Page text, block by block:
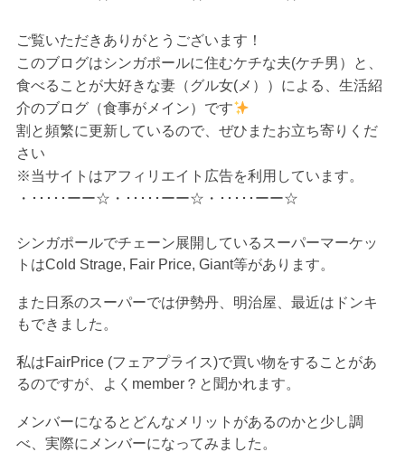
ご覧いただきありがとうございます！
このブログはシンガポールに住むケチな夫(ケチ男）と、
食べることが大好きな妻（グル女(メ））による、生活紹
介のブログ（食事がメイン）です
割と頻繁に更新しているので、ぜひまたお立ち寄りくだ
さい
※当サイトはアフィリエイト広告を利用しています。
・･････ーー☆・･････ーー☆・･････ーー☆
シンガポールでチェーン展開しているスーパーマーケッ
トはCold Strage, Fair Price, Giant等があります。
また日系のスーパーでは伊勢丹、明治屋、最近はドンキ
もできました。
私はFairPrice (フェアプライス)で買い物をすることがあ
るのですが、よくmember？と聞かれます。
メンバーになるとどんなメリットがあるのかと少し調
べ、実際にメンバーになってみました。